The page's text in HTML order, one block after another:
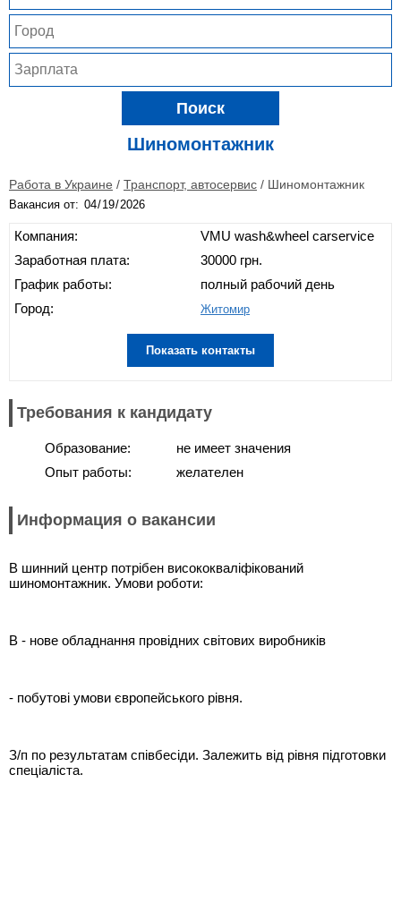
Поиск
Шиномонтажник
Работа в Украине / Транспорт, автосервис / Шиномонтажник
Вакансия от:
Компания:
Заработная плата:
График работы:
Город:
VMU wash&wheel carservice
30000 грн.
полный рабочий день
Житомир
Показать контакты
Требования к кандидату
Образование:
Опыт работы:
не имеет значения
желателен
Информация о вакансии
В шинний центр потрібен висококваліфікований
шиномонтажник. Умови роботи:
В - нове обладнання провідних світових виробників
- побутові умови європейського рівня.
З/п по результатам співбесіди. Залежить від рівня підготовки
спеціаліста.